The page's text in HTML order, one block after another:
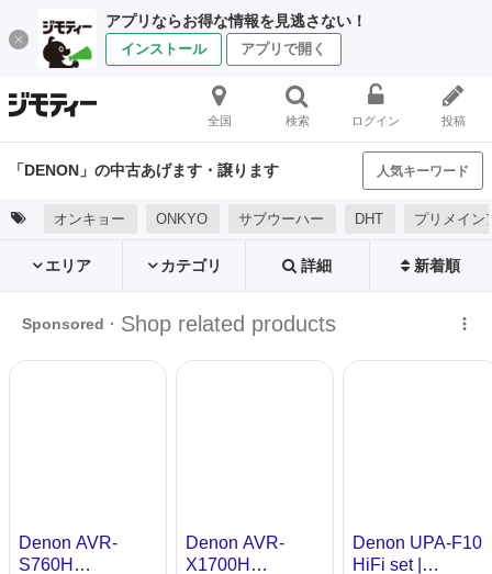
アプリならお得な情報を見逃さない！
インストール アプリで開く
全国 検索 ログイン 投稿
「DENON」の中古あげます・譲ります 人気キーワード
オンキョー ONKYO サブウーハー DHT プリメイン
エリア カテゴリ 詳細 新着順